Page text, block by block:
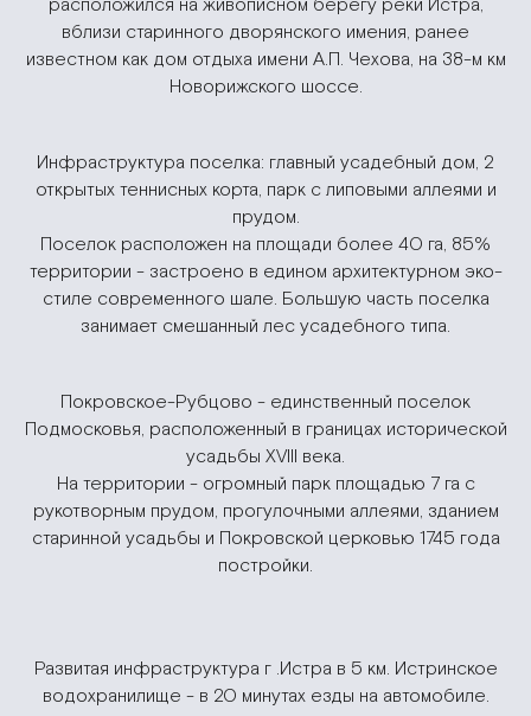
вблизи старинного дворянского имения, ранее
известном как дом отдыха имени А.П. Чехова, на 38-м км
Новорижского шоссе.
Инфраструктура поселка: главный усадебный дом, 2
открытых теннисных корта, парк с липовыми аллеями и
прудом.
Поселок расположен на площади более 40 га, 85%
территории - застроено в едином архитектурном эко-
стиле современного шале. Большую часть поселка
занимает смешанный лес усадебного типа.
Покровское-Рубцово - единственный поселок
Подмосковья, расположенный в границах исторической
усадьбы XVIII века.
На территории - огромный парк площадью 7 га с
рукотворным прудом, прогулочными аллеями, зданием
старинной усадьбы и Покровской церковью 1745 года
постройки.
Развитая инфраструктура г .Истра в 5 км. Истринское
водохранилище - в 20 минутах езды на автомобиле.